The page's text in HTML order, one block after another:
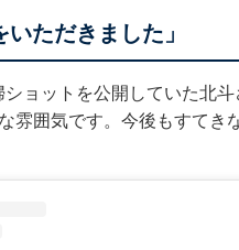
いただきました」
ョットを公開していた北
雰囲気です。今後もすてき